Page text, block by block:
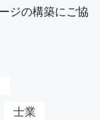
ジの構築にご協
士業